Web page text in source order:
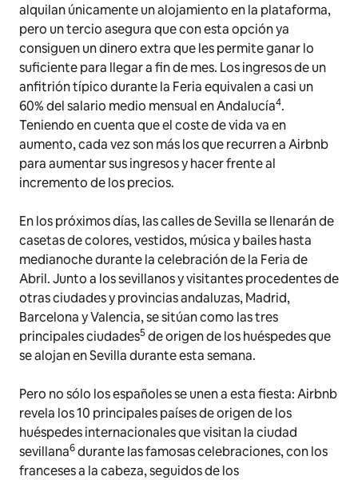
alquilan únicamente un alojamiento en la plataforma,
pero un tercio asegura que con esta opción ya
consiguen un dinero extra que les permite ganar lo
suficiente para llegar a fin de mes. Los ingresos de un
anfitrión típico durante la Feria equivalen a casi un
60% del salario medio mensual en Andalucía4.
Teniendo en cuenta que el coste de vida va en
aumento, cada vez son más los que recurren a Airbnb
para aumentar sus ingresos y hacer frente al
incremento de los precios.
En los próximos días, las calles de Sevilla se llenarán de
casetas de colores, vestidos, música y bailes hasta
medianoche durante la celebración de la Feria de
Abril. Junto a los sevillanos y visitantes procedentes de
otras ciudades y provincias andaluzas, Madrid,
Barcelona y Valencia, se sitúan como las tres
principales ciudades5de origen de los huéspedes que
se alojan en Sevilla durante esta semana.
Pero no sólo los españoles se unen a esta fiesta: Airbnb
revela los 10 principales países de origen de los
huéspedes internacionales que visitan la ciudad
sevillana6durante las famosas celebraciones, con los
franceses a la cabeza, seguidos de los